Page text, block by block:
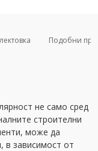
Подобни
не само сред
строителни
може да
в зависимост от